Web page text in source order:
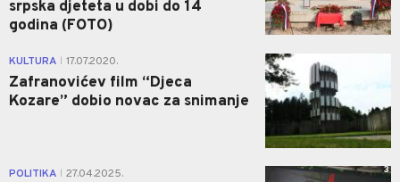
srpska djeteta u dobi do 14
godina (FOTO)
KULTURA 17.07.2020.
Zafranovićev film “Djeca
Kozare” dobio novac za snimanje
POLITIKA 27.04.2025. 3